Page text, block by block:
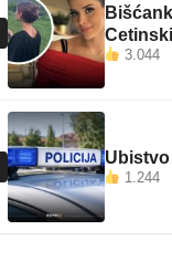
3.044
Ubistvo
1.244